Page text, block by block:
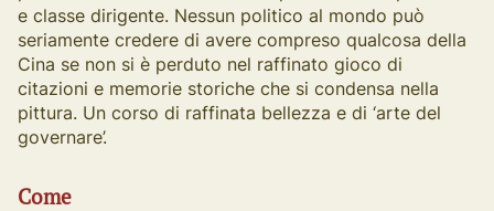
e classe dirigente. Nessun politico al mondo può
seriamente credere di avere compreso qualcosa della
Cina se non si è perduto nel raffinato gioco di
citazioni e memorie storiche che si condensa nella
pittura. Un corso di raffinata bellezza e di ‘arte del
governare’.
Come